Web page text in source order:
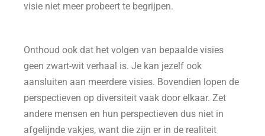
visie niet meer probeert te begrijpen.
Onthoud ook dat het volgen van bepaalde visies
geen zwart-wit verhaal is. Je kan jezelf ook
aansluiten aan meerdere visies. Bovendien lopen de
perspectieven op diversiteit vaak door elkaar. Zet
andere mensen en hun perspectieven dus niet in
afgelijnde vakjes, want die zijn er in de realiteit